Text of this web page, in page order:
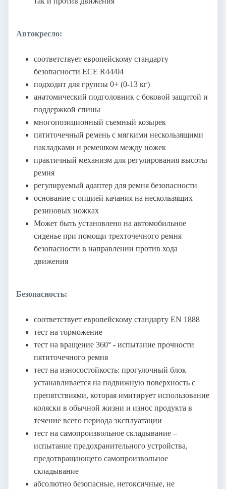
Автокресло:
соответствует европейскому стандарту
безопасности ECE R44/04
подходит для группы 0+ (0-13 кг)
анатомический подголовник с боковой защитой и
поддержкой спины
многопозиционный съемный козырек
пятиточечный ремень с мягкими нескользящими
накладками и ремешком между ножек
практичный механизм для регулирования высоты
ремня
регулируемый адаптер для ремня безопасности
основание с опцией качания на нескользящих
резиновых ножках
Может быть установлено на автомобильное
сиденье при помощи трехточечного ремня
безопасности в направлении против хода
движения
Безопасность:
соответствует европейскому стандарту EN 1888
тест на торможение
тест на вращение 360° - испытание прочности
пятиточечного ремня
тест на износостойкость: прогулочный блок
устанавливается на подвижную поверхность с
препятствиями, которая имитирует использование
коляски в обычной жизни и износ продукта в
течение всего периода эксплуатации
тест на самопроизвольное складывание –
испытание предохранительного устройства,
предотвращающего самопроизвольное
складывание
абсолютно безопасные, нетоксичные, не